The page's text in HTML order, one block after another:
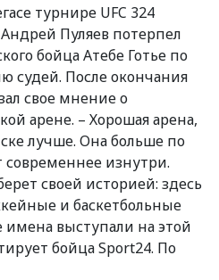
турнире UFC 324
Пуляев потерпел
бойца Атебе Готье по
судей. После окончания
свое мнение о
арене. – Хорошая арена,
лучше. Она больше по
изнутри.
своей историей: здесь
и баскетбольные
имена выступали на этой
бойца Sport24. По